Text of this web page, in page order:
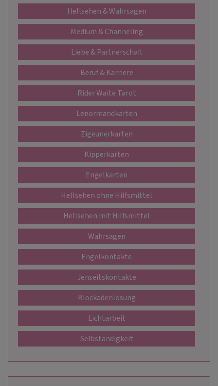
Hellsehen & Wahrsagen
Medium & Channeling
Liebe & Partnerschaft
Beruf & Karriere
Rider Waite Tarot
Lenormandkarten
Zigeunerkarten
Kipperkarten
Engelkarten
Hellsehen ohne Hilfsmittel
Hellsehen mit Hilfsmittel
Wahrsagen
Engelkontakte
Jenseitskontakte
Blockadenlösung
Lichtarbeit
Selbständigkeit